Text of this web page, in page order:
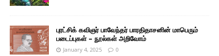
புரட்சிக் கவிஞர் பாவேந்தர் பாரதிதாசனின் மாபெரும்
படைப்புகள் – நூல்கள் அறிவோம்
January 4, 2025 0